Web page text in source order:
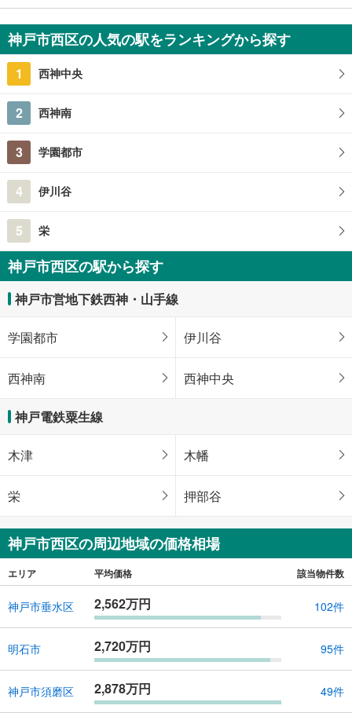
1,980万円
4LDK
140.77m2
兵庫県神戸市西区神出町宝勢
神戸市西区の人気の駅をランキングから探す
1 西神中央
2 西神南
3 学園都市
4 伊川谷
5 栄
神戸市西区の駅から探す
神戸市営地下鉄西神・山手線
学園都市 伊川谷
西神南 西神中央
神戸電鉄粟生線
木津 木幡
栄 押部谷
神戸市西区の周辺地域の価格相場
エリア 平均価格 該当物件数
神戸市垂水区 2,562万円 102件
明石市 2,720万円 95件
神戸市須磨区 2,878万円 49件